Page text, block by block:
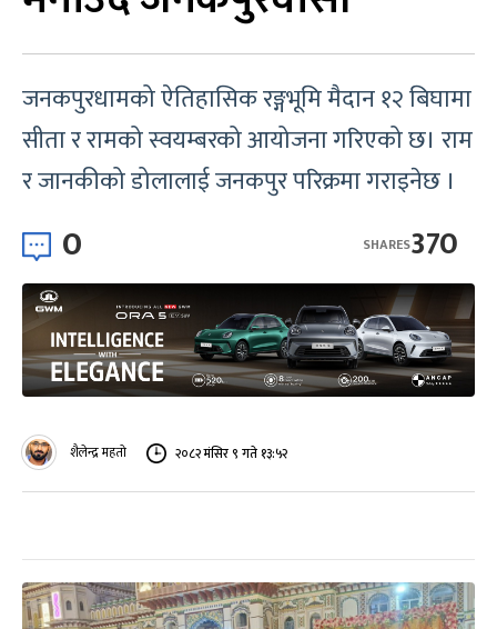
जनकपुरधामको ऐतिहासिक रङ्गभूमि मैदान १२ बिघामा
सीता र रामको स्वयम्बरको आयोजना गरिएको छ। राम
र जानकीको डोलालाई जनकपुर परिक्रमा गराइनेछ ।
0 370
SHARES
शैलेन्द्र महतो २०८२ मंसिर ९ गते १३:५२